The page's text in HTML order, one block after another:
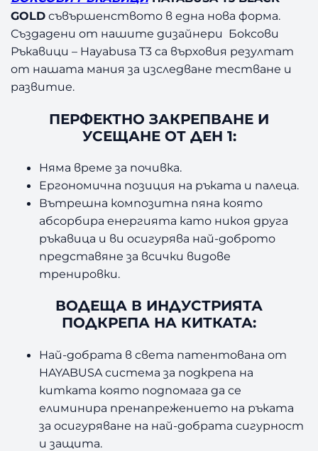
GOLD съвършенството в една нова форма.
Създадени от нашите дизайнери Боксови
Ръкавици – Hayabusa T3 са върховия резултат
от нашата мания за изследване тестване и
развитие.
ПЕРФЕКТНО ЗАКРЕПВАНЕ И
УСЕЩАНЕ ОТ ДЕН 1:
Няма време за почивка.
Ергономична позиция на ръката и палеца.
Вътрешна композитна пяна която
абсорбира енергията като никоя друга
ръкавица и ви осигурява най-доброто
представяне за всички видове
тренировки.
ВОДЕЩА В ИНДУСТРИЯТА
ПОДКРЕПА НА КИТКАТА:
Най-добрата в света патентована от
HAYABUSA система за подкрепа на
китката която подпомага да се
елиминира пренапрежението на ръката
за осигуряване на най-добрата сигурност
и защита.